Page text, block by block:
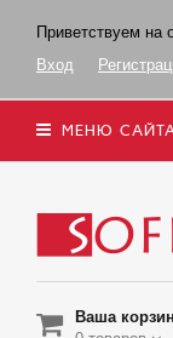
Приветствуем на
Вход
МЕНЮ
Ваша